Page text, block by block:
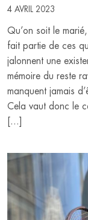
4 AVRIL 2023
Qu’on soit le
fait partie de ces
jalonnent une
mémoire du reste
manquent jamais
Cela vaut donc le
[…]